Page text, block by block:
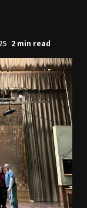
2 min read